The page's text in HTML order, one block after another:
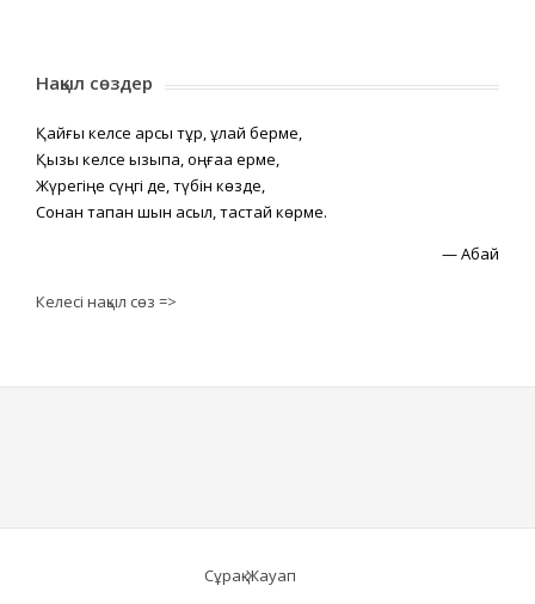
Нақыл сөздер
Қайғы келсе қарсы тұр, құлай берме,
Қызық келсе қызықпа, оңғаққа ерме,
Жүрегіңе сүңгі де, түбін көзде,
Сонан тапқан шын асыл, тастай көрме.
—Абай
Келесі нақыл сөз =>
Сұрақ-Жауап